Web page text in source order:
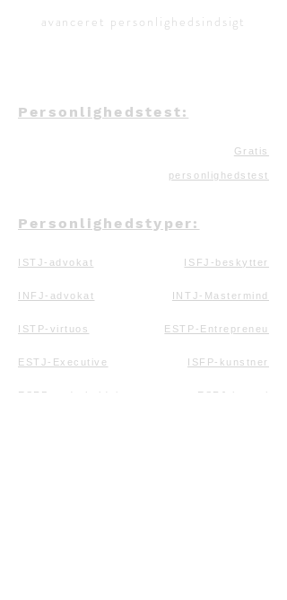
avanceret personlighedsindsigt
Personlighedstest:
Gratis
personlighedstest
Personlighedstyper:
ISTJ-advokat
INFJ-advokat
ISTP-virtuos
ESTJ-Executive
ESFP-underholdning
ISFJ-beskytter
INTJ-Mastermind
ESTP-Entrepreneu
ISFP-kunstner
ESFJ-konsul